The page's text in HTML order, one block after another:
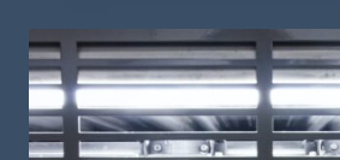
در
قوانین
کار
عمان
چقدر
است؟